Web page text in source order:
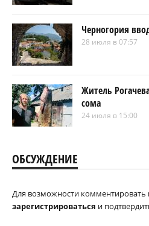
Черногория
28 июля в 07:57
Житель
сома
24 июля в 15:00
ОБСУЖДЕНИЕ
Для возможности
зарегистрироваться и